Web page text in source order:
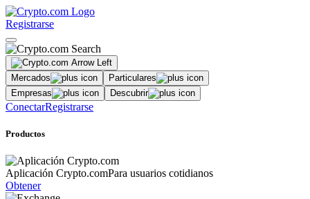
Registrarse
Mercados
Particulares
Empresas
Descubrir
ConectarRegistrarse
Productos
Aplicación Crypto.comPara usuarios cotidianos
Obtener